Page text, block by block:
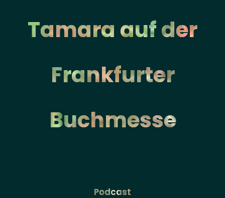
Tamara auf der
Frankfurter
Buchmesse
Podcast